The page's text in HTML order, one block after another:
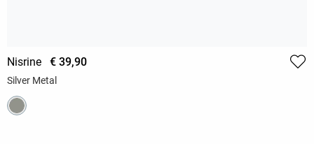
Nisrine € 39,90
Silver Metal